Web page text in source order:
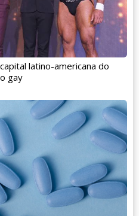
latino-americana do
gay